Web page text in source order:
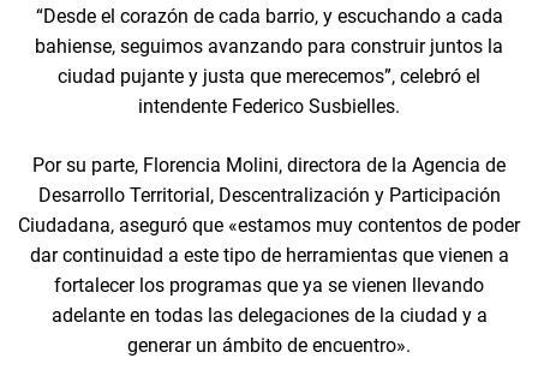
“Desde el corazón de cada barrio, y escuchando a cada
bahiense, seguimos avanzando para construir juntos la
ciudad pujante y justa que merecemos”, celebró el
intendente Federico Susbielles.
Por su parte, Florencia Molini, directora de la Agencia de
Desarrollo Territorial, Descentralización y Participación
Ciudadana, aseguró que «estamos muy contentos de poder
dar continuidad a este tipo de herramientas que vienen a
fortalecer los programas que ya se vienen llevando
adelante en todas las delegaciones de la ciudad y a
generar un ámbito de encuentro».